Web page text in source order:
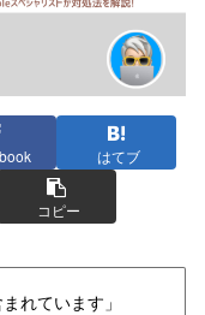
はてブ
コピー
れています」